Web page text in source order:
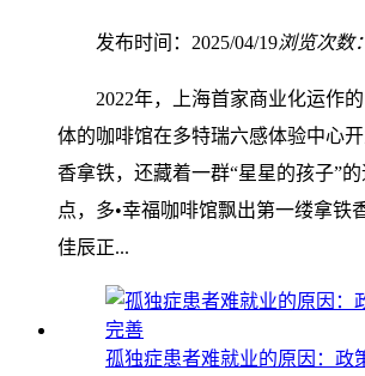
发布时间：2025/04/19浏览次数
2022年，上海首家商业化运作
体的咖啡馆在多特瑞六感体验中心
香拿铁，还藏着一群“星星的孩子”
点，多•幸福咖啡馆飘出第一缕拿铁
佳辰正...
孤独症患者难就业的原因：政